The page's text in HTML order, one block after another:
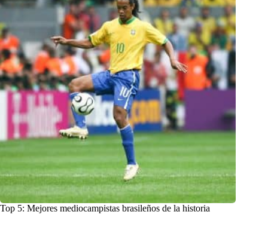
Top 5: Mejores mediocampistas brasileños de la historia